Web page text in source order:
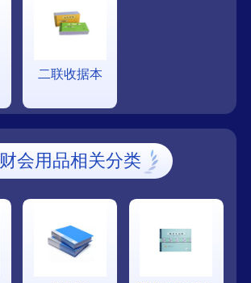
二联收据本
财会用品相关分类